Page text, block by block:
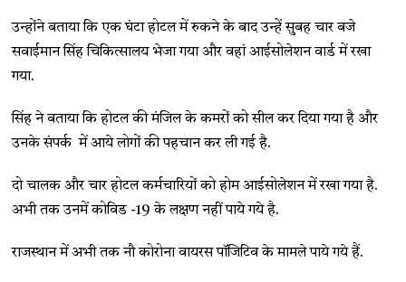
उन्होंने बताया कि एक घंटा होटल में रुकने के बाद उन्हें सुबह चार बजे
सवाईमान सिंह चिकित्सालय भेजा गया और वहां आईसोलेशन वार्ड में रखा
गया.
सिंह ने बताया कि होटल की मंजिल के कमरों को सील कर दिया गया है और
उनके संपर्क में आये लोगों की पहचान कर ली गई है.
दो चालक और चार होटल कर्मचारियों को होम आईसोलेशन में रखा गया है.
अभी तक उनमें कोविड -19 के लक्षण नहीं पाये गये है.
राजस्थान में अभी तक नौ कोरोना वायरस पॉजिटिव के मामले पाये गये हैं.